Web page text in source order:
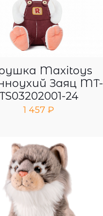
Maxitoys
Заяц MT-
24
1 457 ₽